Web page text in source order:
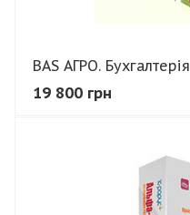
BAS АГРО. Бухгалтерія
19 800 грн